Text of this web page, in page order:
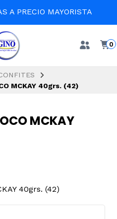
A PRECIO MAYORISTA
0
MCKAY 40grs. (42)
MCKAY
40grs. (42)